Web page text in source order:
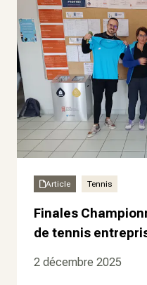
Article Tennis
Finales
de tennis
2 décembre 2025